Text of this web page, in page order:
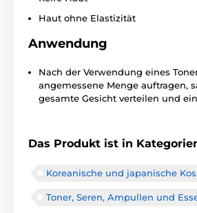
Haut ohne Elastizität
Anwendung
Nach der Verwendung eines
angemessene Menge auftragen,
gesamte Gesicht verteilen und
Das Produkt ist in
Koreanische und japanische
Toner, Seren, Ampullen und